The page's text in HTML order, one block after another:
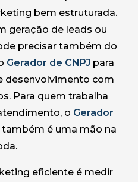
bem estruturada.
geração de leads ou
precisar também do
Gerador de CNPJ para
desenvolvimento com
Para quem trabalha
o Gerador
também é uma mão na
eficiente é medir